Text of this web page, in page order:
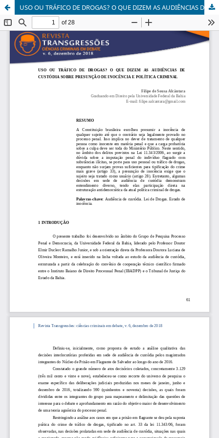
USO OU TRÁFICO DE DROGAS? O QUE DIZEM AS AUDIÊNCIAS DE CUSTÓDIA SOBRE PRESUNÇÃO DE INOCÊNCIA E POLÍTICA CRIMINAL